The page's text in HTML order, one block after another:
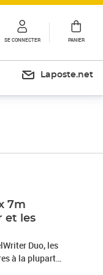
SE CONNECTER PANIER
Laposte.net
7m
et les
Duo, les
à la plupart
et propres,